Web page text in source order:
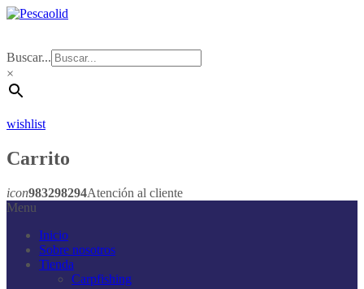
Buscar...
×
wishlist
Carrito
icon983298294Atención al cliente
Menu
Inicio
Sobre nosotros
Tienda
Carpfishing